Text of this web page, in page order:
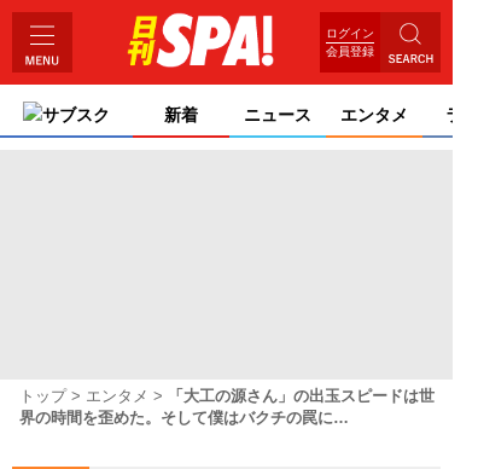
ログイン
会員登録
サブスク 新着 ニュース エンタメ ライ
トップ エンタメ
「大工の源さん」の出玉スピードは世
界の時間を歪めた。そして僕はバクチの罠に…